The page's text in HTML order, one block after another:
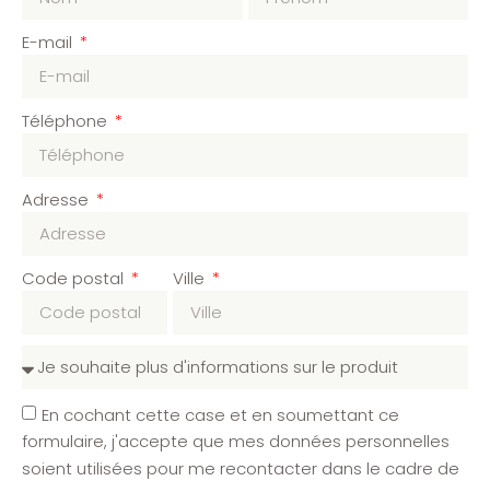
E-mail
Téléphone
Adresse
Code postal Ville
En cochant cette case et en soumettant ce
formulaire, j'accepte que mes données personnelles
soient utilisées pour me recontacter dans le cadre de